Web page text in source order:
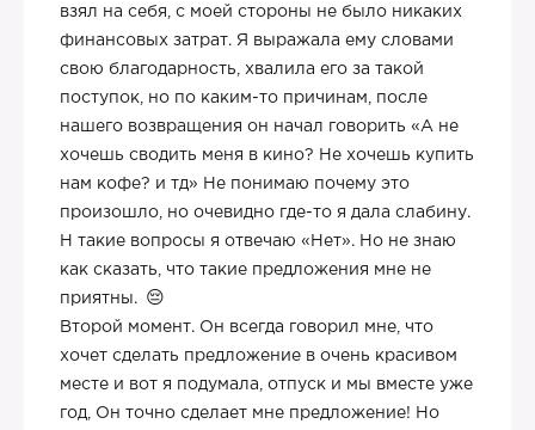
взял на себя, с моей стороны не было никаких
финансовых затрат. Я выражала ему словами
свою благодарность, хвалила его за такой
поступок, но по каким-то причинам, после
нашего возвращения он начал говорить «А не
хочешь сводить меня в кино? Не хочешь купить
нам кофе? и тд» Не понимаю почему это
произошло, но очевидно где-то я дала слабину.
Н такие вопросы я отвечаю «Нет». Но не знаю
как сказать, что такие предложения мне не
приятны.
Второй момент. Он всегда говорил мне, что
хочет сделать предложение в очень красивом
месте и вот я подумала, отпуск и мы вместе уже
год, Он точно сделает мне предложение! Но